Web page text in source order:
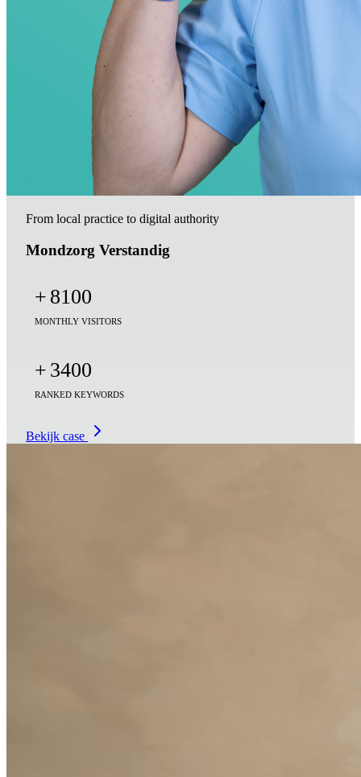
From local practice to digital authority
Mondzorg Verstandig
+ 8100
MONTHLY VISITORS
+ 3400
RANKED KEYWORDS
Bekijk case